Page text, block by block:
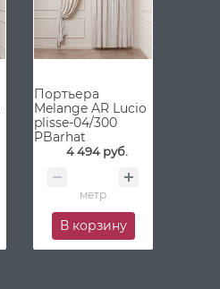
Портьера
Melange AR Lucio
plisse-04/300
PBarhat
4 494 руб.
метр
В корзину